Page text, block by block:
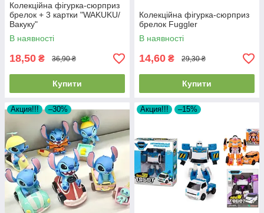
Колекційна фігурка-сюрприз
брелок + 3 картки "WAKUKU/
Вакуку"
В наявності
18,50 ₴ 36,90 ₴
Купити
Колекційна фігурка-сюрприз
брелок Fuggler
В наявності
14,60 ₴ 29,30 ₴
Купити
Акция!!! –30% Акция!!! –15%